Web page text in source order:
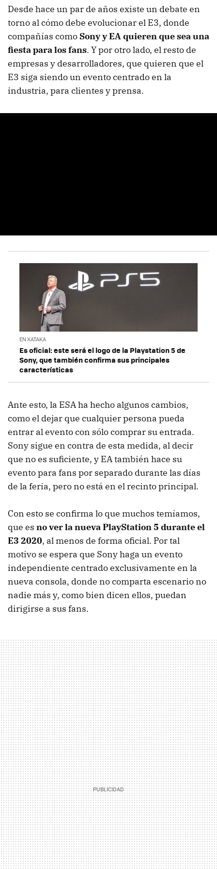
Desde hace un par de años existe un debate en
torno al cómo debe evolucionar el E3, donde
compañías como Sony y EA quieren que sea una
fiesta para los fans. Y por otro lado, el resto de
empresas y desarrolladores, que quieren que el
E3 siga siendo un evento centrado en la
industria, para clientes y prensa.
EN XATAKA
Es oficial: este será el logo de la Playstation 5 de
Sony, que también confirma sus principales
características
Ante esto, la ESA ha hecho algunos cambios,
como el dejar que cualquier persona pueda
entrar al evento con sólo comprar su entrada.
Sony sigue en contra de esta medida, al decir
que no es suficiente, y EA también hace su
evento para fans por separado durante las días
de la feria, pero no está en el recinto principal.
Con esto se confirma lo que muchos temíamos,
que es no ver la nueva PlayStation 5 durante el
E3 2020, al menos de forma oficial. Por tal
motivo se espera que Sony haga un evento
independiente centrado exclusivamente en la
nueva consola, donde no comparta escenario no
nadie más y, como bien dicen ellos, puedan
dirigirse a sus fans.